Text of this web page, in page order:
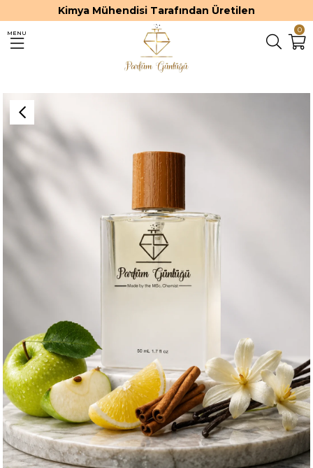
Kimya Mühendisi Tarafından Üretilen
0
MENU